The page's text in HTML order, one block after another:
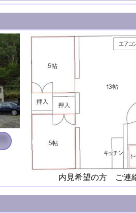
内見希望の方 ご連